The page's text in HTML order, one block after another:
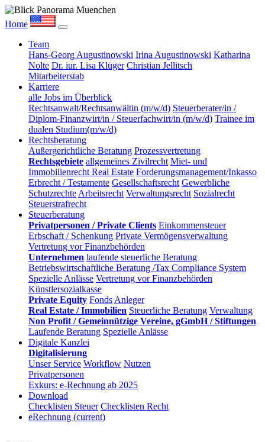
Home
Team
Hans-Georg Augustinowski Irina Augustinowski Katharina
Nolte Dr. iur. Lisa Klüger Christian Jellitsch
Mitarbeiterstab
Karriere
alle Jobs im Überblick
Rechtsanwalt/Rechtsanwältin (m/w/d) Steuerberater/in /
Diplom-Finanzwirt/in / Steuerfachwirt/in (m/w/d) Trainee im
dualen Studium(m/w/d)
Rechtsberatung
Außergerichtliche Beratung Prozessvertretung
Rechtsgebiete allgemeines Zivilrecht Miet- und
Immobilienrecht Real Estate Forderungsmanagement/Inkasso
Erbrecht / Testamente Gesellschaftsrecht Gewerbliche
Schutzrechte Arbeitsrecht Verwaltungsrecht Sozialrecht
Steuerstrafrecht
Steuerberatung
Privatpersonen / Private Clients Einkommensteuer
Erbschaft / Schenkung Private Vermögensverwaltung
Vertretung vor Finanzbehörden
Unternehmen laufende steuerliche Beratung
Betriebswirtschaftliche Beratung /Tax Compliance System
Spezielle Anlässe Vertretung vor Finanzbehörden
Künstlersozialkasse
Private Equity Fonds Anleger
Real Estate / Immobilien Steuerliche Beratung Verwaltung
Non Profit / Gemeinnützige Vereine, gGmbH / Stiftungen
Laufende Beratung Spezielle Anlässe
Digitale Kanzlei
Digitalisierung
Unser Service Workflow Nutzen
Privatpersonen
Exkurs: e-Rechnung ab 2025
Download
Checklisten Steuer Checklisten Recht
eRechnung (current)